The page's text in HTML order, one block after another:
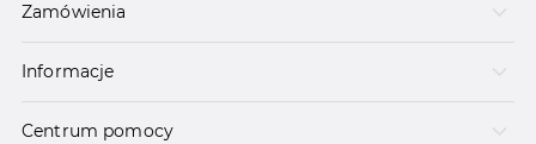
Zamówienia
Informacje
Centrum pomocy